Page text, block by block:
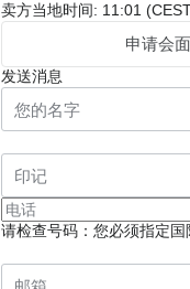
卖方当地时间: 11:01
申请会面
发送消息
请检查号码：您必须指定国